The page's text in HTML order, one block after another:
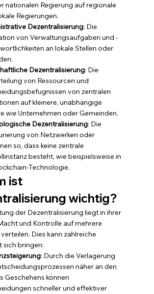
nationalen Regierung auf regionale
Regierungen.
Dezentralisierung: Die
von Verwaltungsaufgaben und -
an lokale Stellen oder
Dezentralisierung: Die
von Ressourcen und
von zentralen
auf kleinere, unabhängige
wie Unternehmen oder Gemeinden.
Dezentralisierung: Die
von Netzwerken oder
so, dass keine zentrale
besteht, wie beispielsweise in
Technologie.
ist
wichtig?
der Dezentralisierung liegt in ihrer
und Kontrolle auf mehrere
Dies kann zahlreiche
sich bringen:
: Durch die Verlagerung
näher an den
Geschehens können
schneller und effektiver